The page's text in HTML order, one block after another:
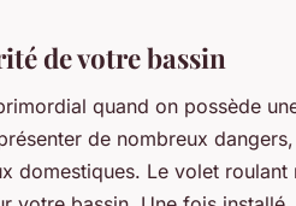
de votre bassin
quand on possède
de nombreux
domestiques. Le volet roulant